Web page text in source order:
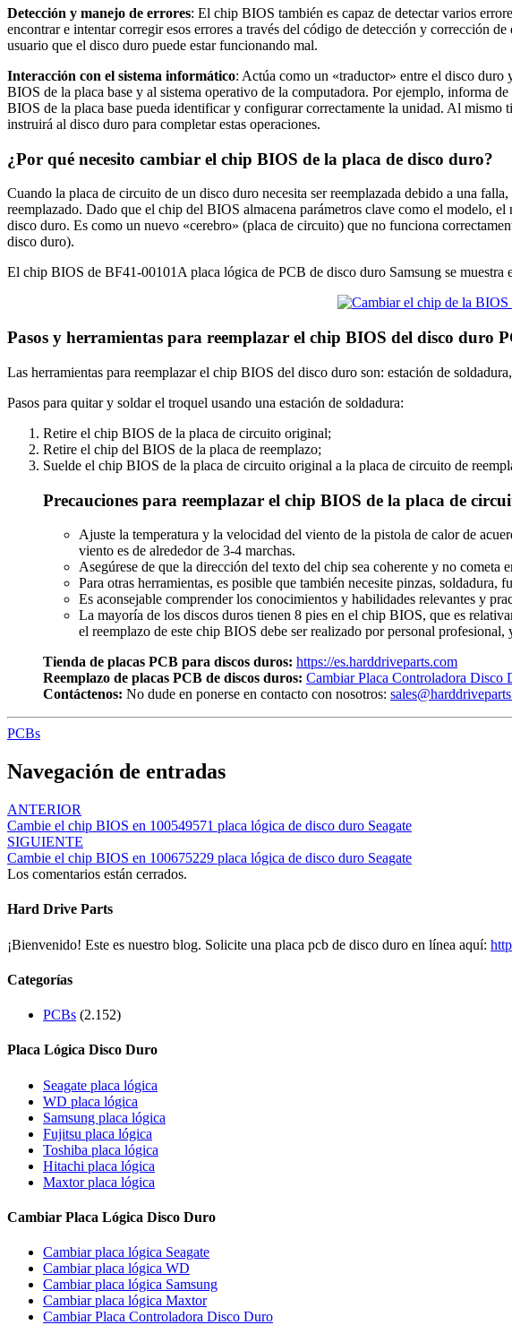
Detección y manejo de errores: El chip BIOS también es capaz de detectar varios
encontrar e intentar corregir esos errores a través del código de detección y corrección
usuario que el disco duro puede estar funcionando mal.
Interacción con el sistema informático: Actúa como un «traductor» entre el disco duro
BIOS de la placa base y al sistema operativo de la computadora. Por ejemplo, informa
BIOS de la placa base pueda identificar y configurar correctamente la unidad. Al
instruirá al disco duro para completar estas operaciones.
¿Por qué necesito cambiar el chip BIOS de la placa de disco duro?
Cuando la placa de circuito de un disco duro necesita ser reemplazada debido a una
reemplazado. Dado que el chip del BIOS almacena parámetros clave como el modelo,
disco duro. Es como un nuevo «cerebro» (placa de circuito) que no funciona
disco duro).
El chip BIOS de BF41-00101A placa lógica de PCB de disco duro Samsung se muestra
Pasos y herramientas para reemplazar el chip BIOS del disco duro
Las herramientas para reemplazar el chip BIOS del disco duro son: estación de
Pasos para quitar y soldar el troquel usando una estación de soldadura:
Retire el chip BIOS de la placa de circuito original;
Retire el chip del BIOS de la placa de reemplazo;
Suelde el chip BIOS de la placa de circuito original a la placa de circuito de
Precauciones para reemplazar el chip BIOS de la placa de
Ajuste la temperatura y la velocidad del viento de la pistola de calor de
viento es de alrededor de 3-4 marchas.
Asegúrese de que la dirección del texto del chip sea coherente y no cometa
Para otras herramientas, es posible que también necesite pinzas, soldadura,
Es aconsejable comprender los conocimientos y habilidades relevantes y
La mayoría de los discos duros tienen 8 pies en el chip BIOS, que es
el reemplazo de este chip BIOS debe ser realizado por personal
Tienda de placas PCB para discos duros: https://es.harddriveparts.com
Reemplazo de placas PCB de discos duros: Cambiar Placa Controladora Disco
Contáctenos: No dude en ponerse en contacto con nosotros:
PCBs
Navegación de entradas
ANTERIOR
Cambie el chip BIOS en 100549571 placa lógica de disco duro Seagate
SIGUIENTE
Cambie el chip BIOS en 100675229 placa lógica de disco duro Seagate
Los comentarios están cerrados.
Hard Drive Parts
¡Bienvenido! Este es nuestro blog. Solicite una placa pcb de disco duro en línea aquí:
Categorías
PCBs (2.152)
Placa Lógica Disco Duro
Seagate placa lógica
WD placa lógica
Samsung placa lógica
Fujitsu placa lógica
Toshiba placa lógica
Hitachi placa lógica
Maxtor placa lógica
Cambiar Placa Lógica Disco Duro
Cambiar placa lógica Seagate
Cambiar placa lógica WD
Cambiar placa lógica Samsung
Cambiar placa lógica Maxtor
Cambiar Placa Controladora Disco Duro